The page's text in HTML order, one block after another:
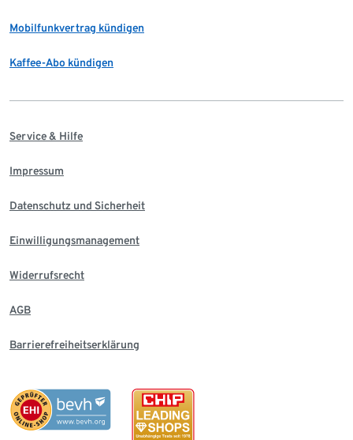
Mobilfunkvertrag kündigen
Kaffee-Abo kündigen
Service & Hilfe
Impressum
Datenschutz und Sicherheit
Einwilligungsmanagement
Widerrufsrecht
AGB
Barrierefreiheitserklärung